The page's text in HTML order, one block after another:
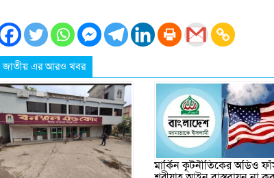
জাতীয় এর আরও খবর
মার্কিন কূটনীতিকের অডিও